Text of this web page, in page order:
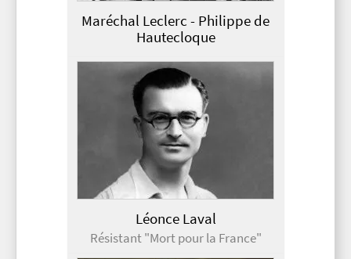
Maréchal Leclerc - Philippe de
Hautecloque
Léonce Laval
Résistant "Mort pour la France"